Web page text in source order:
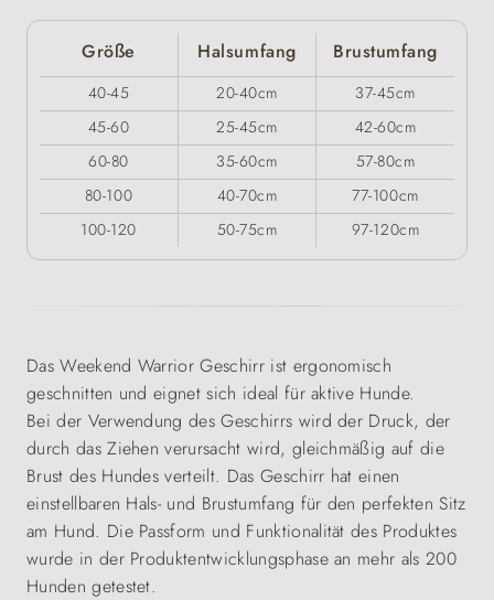
Größe Halsumfang Brustumfang
40-45 20-40cm
37-45cm
45-60
25-45cm
42-60cm
60-80
35-60cm
57-80cm
80-100
40-70cm
77-100cm
100-120
50-75cm 97-120cm
Das Weekend Warrior Geschirr ist ergonomisch
geschnitten und eignet sich ideal für aktive Hunde.
Bei der Verwendung des Geschirrs wird der Druck, der
durch das Ziehen verursacht wird, gleichmäßig auf die
Brust des Hundes verteilt. Das Geschirr hat einen
einstellbaren Hals- und Brustumfang für den perfekten Sitz
am Hund. Die Passform und Funktionalität des Produktes
wurde in der Produktentwicklungsphase an mehr als 200
Hunden getestet.